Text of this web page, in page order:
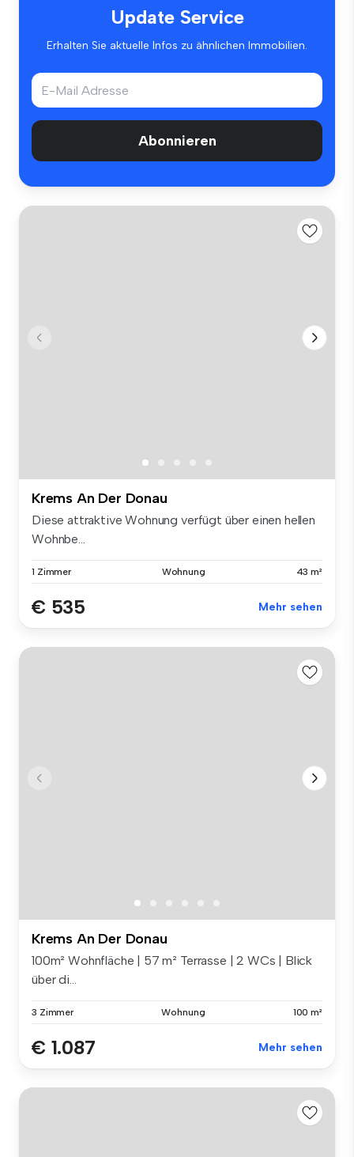
Update Service
Erhalten Sie aktuelle Infos zu ähnlichen Immobilien.
Abonnieren
Krems An Der Donau
Diese attraktive Wohnung verfügt über einen hellen
Wohnbe...
1 Zimmer Wohnung 43 m²
€ 535 Mehr sehen
Krems An Der Donau
100m² Wohnfläche | 57 m² Terrasse | 2 WCs | Blick
über di...
3 Zimmer Wohnung 100 m²
€ 1.087 Mehr sehen